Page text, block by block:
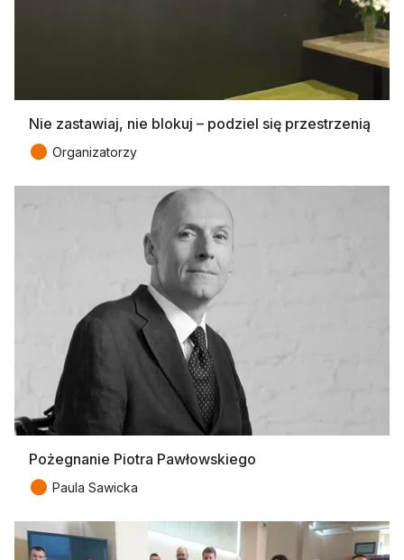
Nie zastawiaj, nie blokuj – podziel się przestrzenią
● Organizatorzy
Pożegnanie Piotra Pawłowskiego
● Paula Sawicka